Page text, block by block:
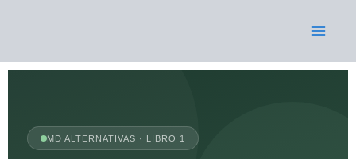
contenido
MD ALTERNATIVAS · LIBRO 1